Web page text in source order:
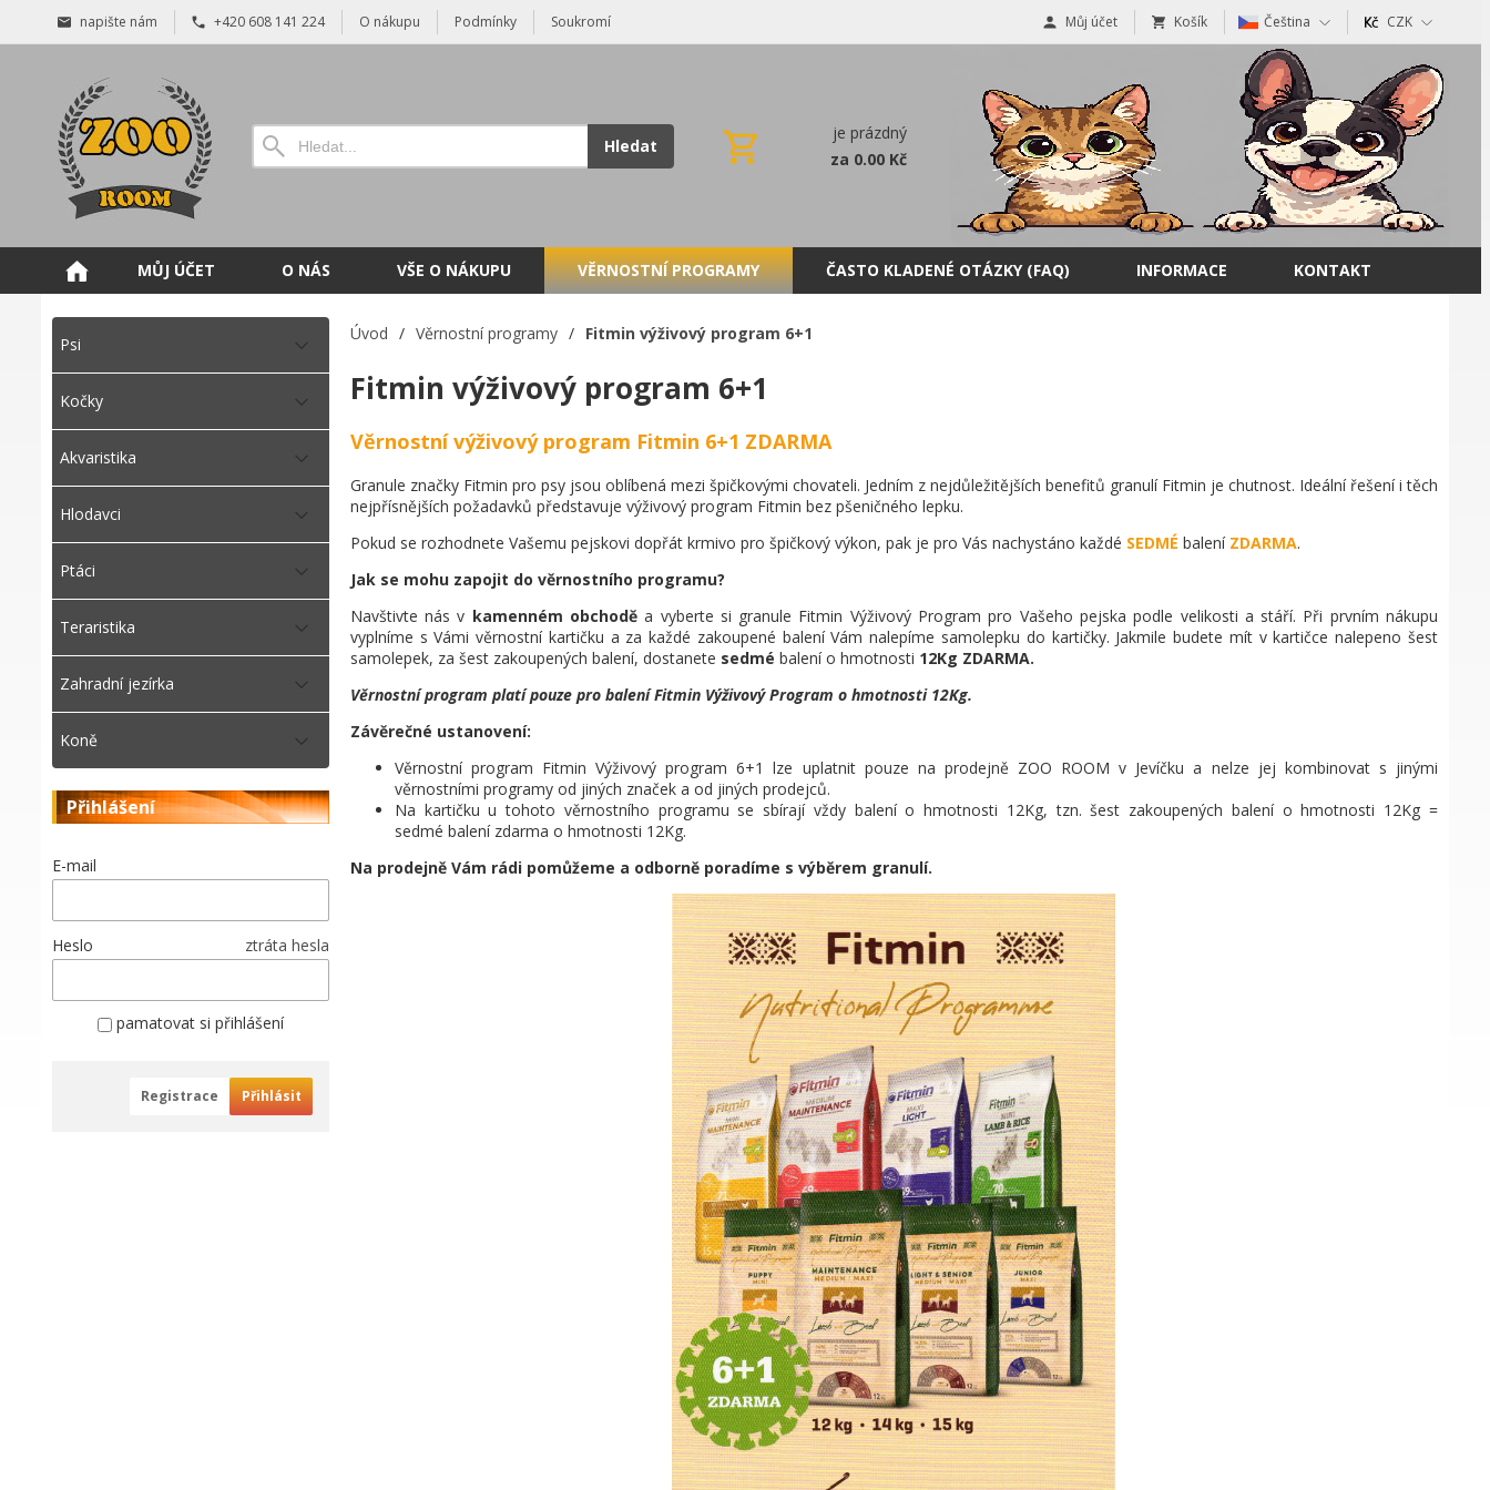
napište nám +420 608 141 224 O nákupu Podmínky Soukromí Můj účet Košík Čeština CZK
Hledat
je prázdný
za 0.00 Kč
MŮJ ÚČET O NÁS VŠE O NÁKUPU VĚRNOSTNÍ PROGRAMY ČASTO KLADENÉ OTÁZKY (FAQ) INFORMACE KONTAKT
Psi
Kočky
Akvaristika
Hlodavci
Ptáci
Teraristika
Zahradní jezírka
Koně
Přihlášení
E-mail
Heslo ztráta hesla
pamatovat si přihlášení
Registrace Přihlásit
Úvod / Věrnostní programy / Fitmin výživový program 6+1
Fitmin výživový program 6+1
Věrnostní výživový program Fitmin 6+1 ZDARMA
Granule značky Fitmin pro psy jsou oblíbená mezi špičkovými chovateli. Jedním z nejdůležitějších benefitů granulí Fitmin je chutnost. Ideální řešení i těch
nejpřísnějších požadavků představuje výživový program Fitmin bez pšeničného lepku.
Pokud se rozhodnete Vašemu pejskovi dopřát krmivo pro špičkový výkon, pak je pro Vás nachystáno každé SEDMÉ balení ZDARMA.
Jak se mohu zapojit do věrnostního programu?
Navštivte nás v kamenném obchoděa vyberte si granule Fitmin Výživový Program pro Vašeho pejska podle velikosti a stáří. Při prvním nákupu
vyplníme s Vámi věrnostní kartičku a za každé zakoupené balení Vám nalepíme samolepku do kartičky. Jakmile budete mít v kartičce nalepeno šest
samolepek, za šest zakoupených balení, dostanete sedmé balení o hmotnosti 12Kg ZDARMA.
Věrnostní program platí pouze pro balení Fitmin Výživový Program o hmotnosti 12Kg.
Závěrečné ustanovení:
Věrnostní program Fitmin Výživový program 6+1 lze uplatnit pouze na prodejně ZOO ROOM v Jevíčku a nelze jej kombinovat s jinými
věrnostními programy od jiných značek a od jiných prodejců.
Na kartičku u tohoto věrnostního programu se sbírají vždy balení o hmotnosti 12Kg, tzn. šest zakoupených balení o hmotnosti 12Kg =
sedmé balení zdarma o hmotnosti 12Kg.
Na prodejně Vám rádi pomůžeme a odborně poradíme s výběrem granulí.